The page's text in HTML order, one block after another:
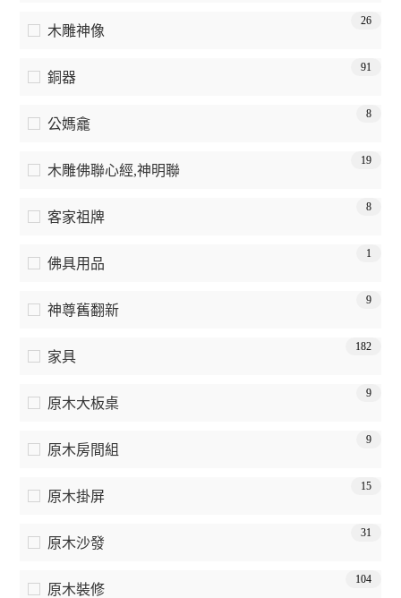
木雕神像
26
銅器
91
公媽龕
8
木雕佛聯心經,神明聯
19
客家祖牌
8
佛具用品
1
神尊舊翻新
9
家具
182
原木大板桌
9
原木房間組
9
原木掛屏
15
原木沙發
31
原木裝修
104